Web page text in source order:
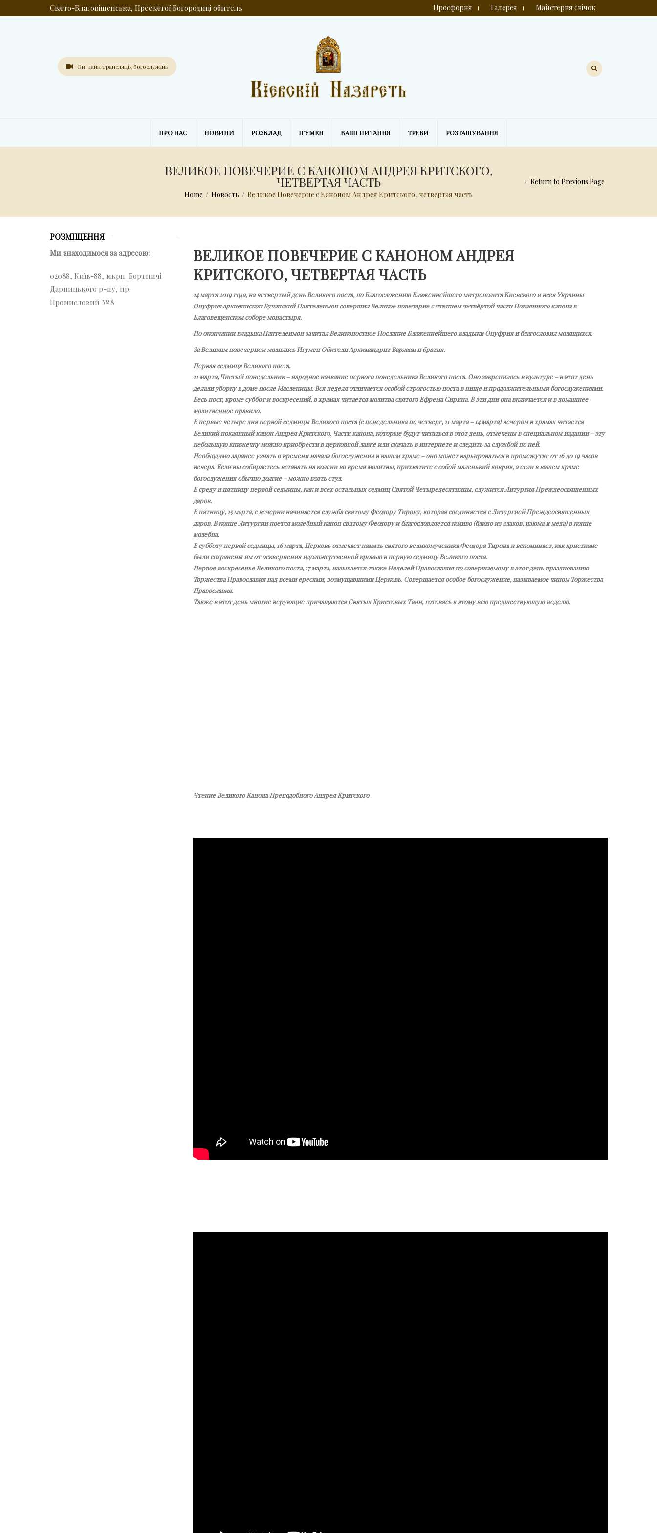
Свято-Благовіщенська, Пресвятої Богородиці обитель Просфорня Галерея Майстерня свічок
Он-лайн трансляція богослужінь
ПРО НАС НОВИНИ РОЗКЛАД ІГУМЕН ВАШІ ПИТАННЯ ТРЕБИ РОЗТАШУВАННЯ
ВЕЛИКОЕ ПОВЕЧЕРИЕ С КАНОНОМ АНДРЕЯ КРИТСКОГО,
ЧЕТВЕРТАЯ ЧАСТЬ
Home / Новость / Великое Повечерие с Каноном Андрея Критского, четвертая часть
Return to Previous Page
ВЕЛИКОЕ ПОВЕЧЕРИЕ С КАНОНОМ АНДРЕЯ
КРИТСКОГО, ЧЕТВЕРТАЯ ЧАСТЬ
14 марта 2019 года, на четвертый день Великого поста, по Благословению Блаженнейшего митрополита Киевского и всея Украины
Онуфрия архиепископ Бучанский Пантелеимон совершил Великое повечерие с чтением четвёртой части Покаянного канона в
Благовещенском соборе монастыря.
По окончании владыка Пантелеимон зачитал Великопостное Послание Блаженнейшего владыки Онуфрия и благословил молящихся.
За Великим повечерием молились Игумен Обители Архимандрит Варлаам и братия.
Первая седмица Великого поста.
11 марта, Чистый понедельник – народное название первого понедельника Великого поста. Оно закрепилось в культуре – в этот день
делали уборку в доме после Масленицы. Вся неделя отличается особой строгостью поста в пище и продолжительными богослужениями.
Весь пост, кроме суббот и воскресений, в храмах читается молитва святого Ефрема Сирина. В эти дни она включается и в домашнее
молитвенное правило.
В первые четыре дня первой седмицы Великого поста (с понедельника по четверг, 11 марта – 14 марта) вечером в храмах читается
Великий покаянный канон Андрея Критского. Части канона, которые будут читаться в этот день, отмечены в специальном издании – эту
небольшую книжечку можно приобрести в церковной лавке или скачать в интернете и следить за службой по ней.
Необходимо заранее узнать о времени начала богослужения в вашем храме – оно может варьироваться в промежутке от 16 до 19 часов
вечера. Если вы собираетесь вставать на колени во время молитвы, прихватите с собой маленький коврик, а если в вашем храме
богослужения обычно долгие – можно взять стул.
В среду и пятницу первой седмицы, как и всех остальных седмиц Святой Четыредесятницы, служится Литургия Преждеосвященных
даров.
В пятницу, 15 марта, с вечерни начинается служба святому Феодору Тирону, которая соединяется с Литургией Преждеосвященных
даров. В конце Литургии поется молебный канон святому Феодору и благословляется коливо (блюдо из злаков, изюма и меда) в конце
молебна.
В субботу первой седмицы, 16 марта, Церковь отмечает память святого великомученика Феодора Тирона и вспоминает, как христиане
были сохранены им от осквернения идоложертвенной кровью в первую седмицу Великого поста.
Первое воскресенье Великого поста, 17 марта, называется также Неделей Православия по совершаемому в этот день празднованию
Торжества Православия над всеми ересями, возмущавшими Церковь. Совершается особое богослужение, называемое чином Торжества
Православия.
Также в этот день многие верующие причащаются Святых Христовых Таин, готовясь к этому всю предшествующую неделю.
Чтение Великого Канона Преподобного Андрея Критского
РОЗМІЩЕННЯ
Ми знаходимося за адресою:
02088, Київ-88, мкрн. Бортничі
Дарницького р-ну, пр.
Промисловий № 8